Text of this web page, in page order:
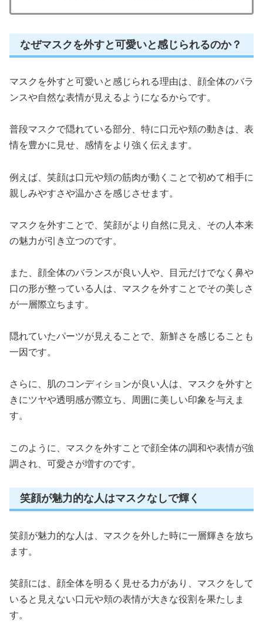
なぜマスクを外すと可愛いと感じられるのか？
マスクを外すと可愛いと感じられる理由は、顔全体のバラ
ンスや自然な表情が見えるようになるからです。
普段マスクで隠れている部分、特に口元や頬の動きは、表
情を豊かに見せ、感情をより強く伝えます。
例えば、笑顔は口元や頬の筋肉が動くことで初めて相手に
親しみやすさや温かさを感じさせます。
マスクを外すことで、笑顔がより自然に見え、その人本来
の魅力が引き立つのです。
また、顔全体のバランスが良い人や、目元だけでなく鼻や
口の形が整っている人は、マスクを外すことでその美しさ
が一層際立ちます。
隠れていたパーツが見えることで、新鮮さを感じることも
一因です。
さらに、肌のコンディションが良い人は、マスクを外すと
きにツヤや透明感が際立ち、周囲に美しい印象を与えま
す。
このように、マスクを外すことで顔全体の調和や表情が強
調され、可愛さが増すのです。
笑顔が魅力的な人はマスクなしで輝く
笑顔が魅力的な人は、マスクを外した時に一層輝きを放ち
ます。
笑顔には、顔全体を明るく見せる力があり、マスクをして
いると見えない口元や頬の表情が大きな役割を果たしま
す。